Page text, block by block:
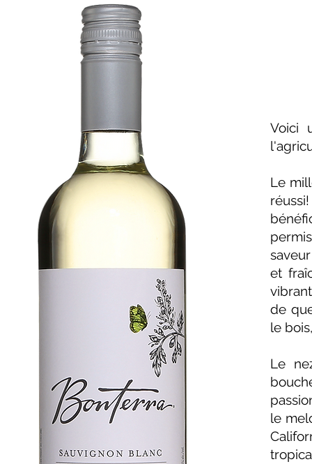
Voici
Le
et
de
le
Le
le